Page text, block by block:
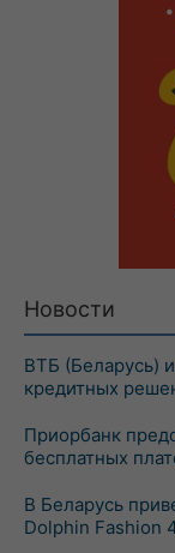
Новости
ВТБ (Беларусь)
кредитных
Приорбанк
бесплатных
В Беларусь
Dolphin Fashion